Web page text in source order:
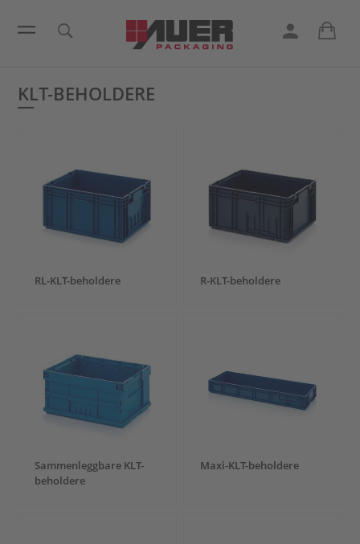
KLT-BEHOLDERE
RL-KLT-beholdere R-KLT-beholdere
Sammenleggbare KLT-
beholdere
Maxi-KLT-beholdere